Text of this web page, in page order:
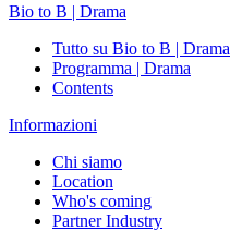
Bio to B | Drama
Tutto su Bio to B | Drama
Programma | Drama
Contents
Informazioni
Chi siamo
Location
Who's coming
Partner Industry